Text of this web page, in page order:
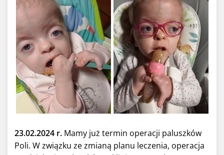
23.02.2024 r. Mamy już termin operacji paluszków
Poli. W związku ze zmianą planu leczenia, operacja